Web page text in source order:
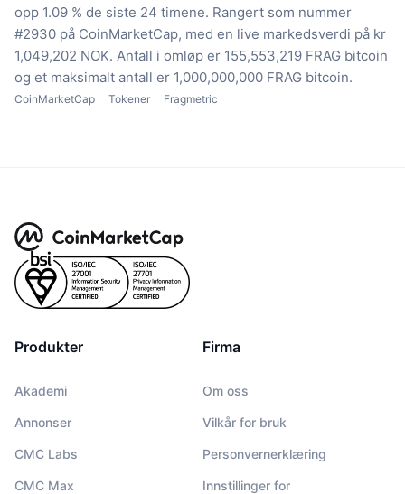
opp 1.09 % de siste 24 timene. Rangert som nummer
#2930 på CoinMarketCap, med en live markedsverdi på kr
1,049,202 NOK. Antall i omløp er 155,553,219 FRAG bitcoin
og et maksimalt antall er 1,000,000,000 FRAG bitcoin.
CoinMarketCap Tokener Fragmetric
Produkter
Akademi
Annonser
CMC Labs
CMC Max
Firma
Om oss
Vilkår for bruk
Personvernerklæring
Innstillinger for